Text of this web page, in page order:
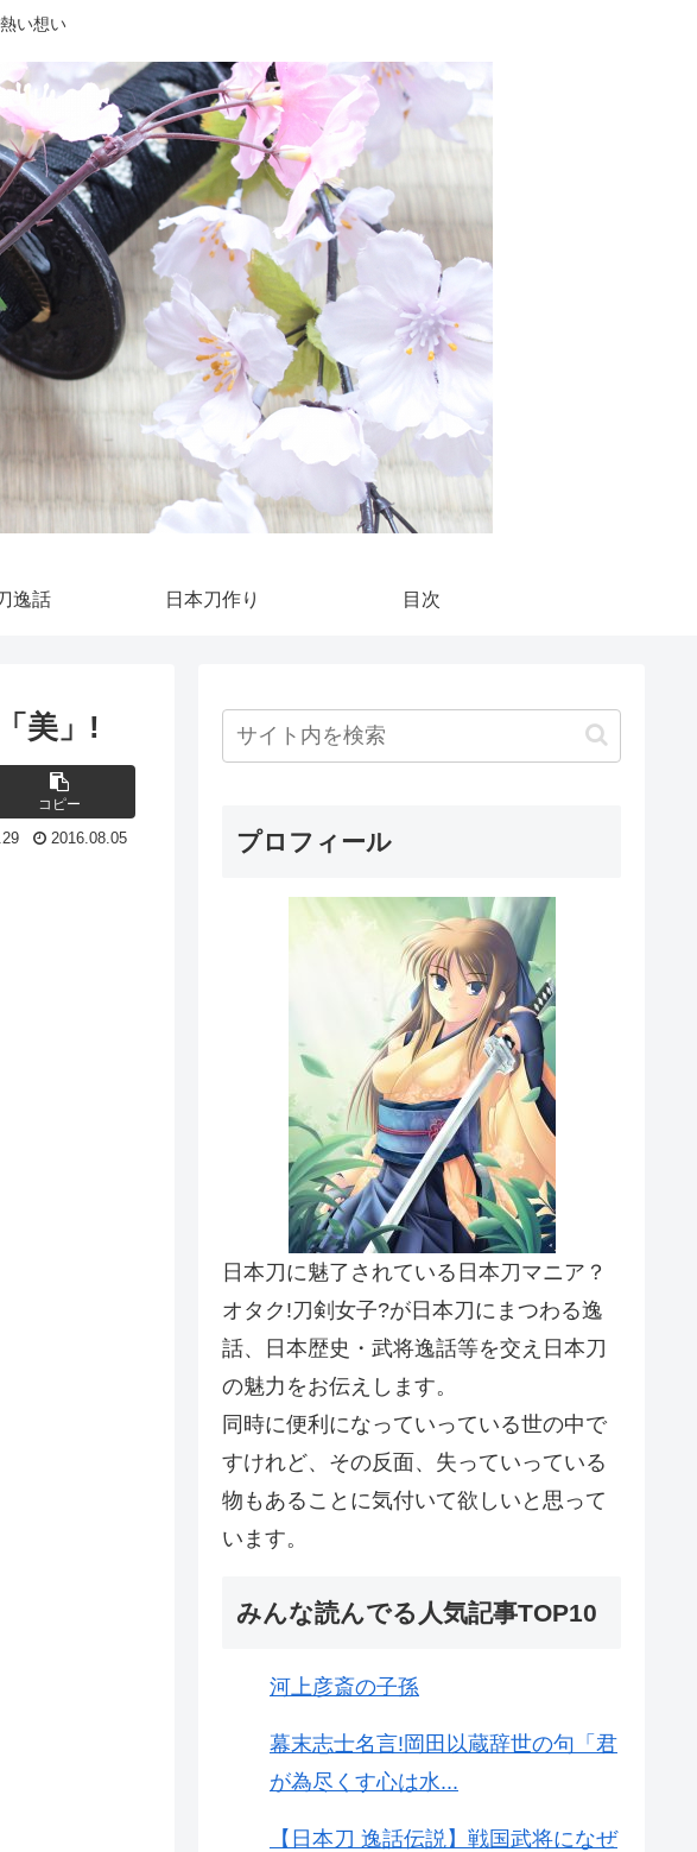
い想い
逸話 日本刀作り 目次
美」!
コピー
2016.08.05 プロフィール
日本刀に魅了されている日本刀マニア？
オタク!刀剣女子?が日本刀にまつわる逸
話、日本歴史・武将逸話等を交え日本刀
の魅力をお伝えします。
同時に便利になっていっている世の中で
すけれど、その反面、失っていっている
物もあることに気付いて欲しいと思って
います。
みんな読んでる人気記事TOP10
河上彦斎の子孫
幕末志士名言!岡田以蔵辞世の句「君
が為尽くす心は水...
【日本刀 逸話伝説】戦国武将になぜ